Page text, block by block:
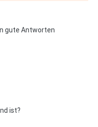
gute Antworten
ist?